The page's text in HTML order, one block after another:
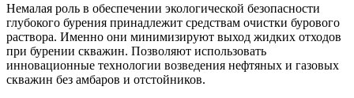
Немалая роль в обеспечении экологической безопасности
глубокого бурения принадлежит средствам очистки бурового
раствора. Именно они минимизируют выход жидких отходов
при бурении скважин. Позволяют использовать
инновационные технологии возведения нефтяных и газовых
скважин без амбаров и отстойников.